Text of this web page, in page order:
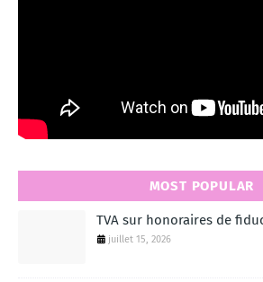
MOST POPULAR
TVA sur honoraires de
juillet 15, 2026